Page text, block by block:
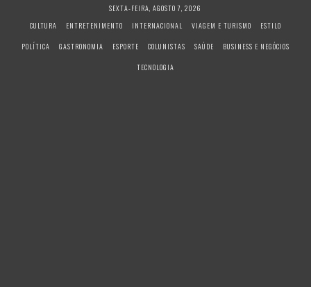
SEXTA-FEIRA, AGOSTO 7, 2026
CULTURA
ENTRETENIMENTO INTERNACIONAL VIAGEM E TURISMO
ESTILO
POLÍTICA
GASTRONOMIA ESPORTE COLUNISTAS SAÚDE
BUSINESS E NEGÓCIOS
TECNOLOGIA